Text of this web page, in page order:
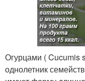
Огурцами ( Cucumis
однолетник